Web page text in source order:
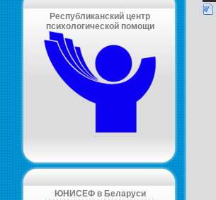
Республиканский центр
психологической помощи
ЮНИСЕФ в Беларуси